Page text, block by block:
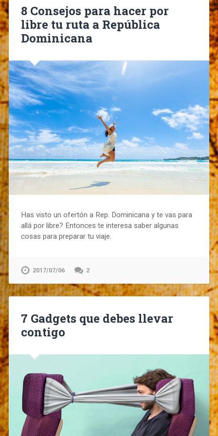
8 Consejos para hacer por
libre tu ruta a República
Dominicana
Has visto un ofertón a Rep. Dominicana y te vas para
allá por libre? Entonces te interesa saber algunas
cosas para preparar tu viaje.
2017/07/06 2
7 Gadgets que debes llevar
contigo